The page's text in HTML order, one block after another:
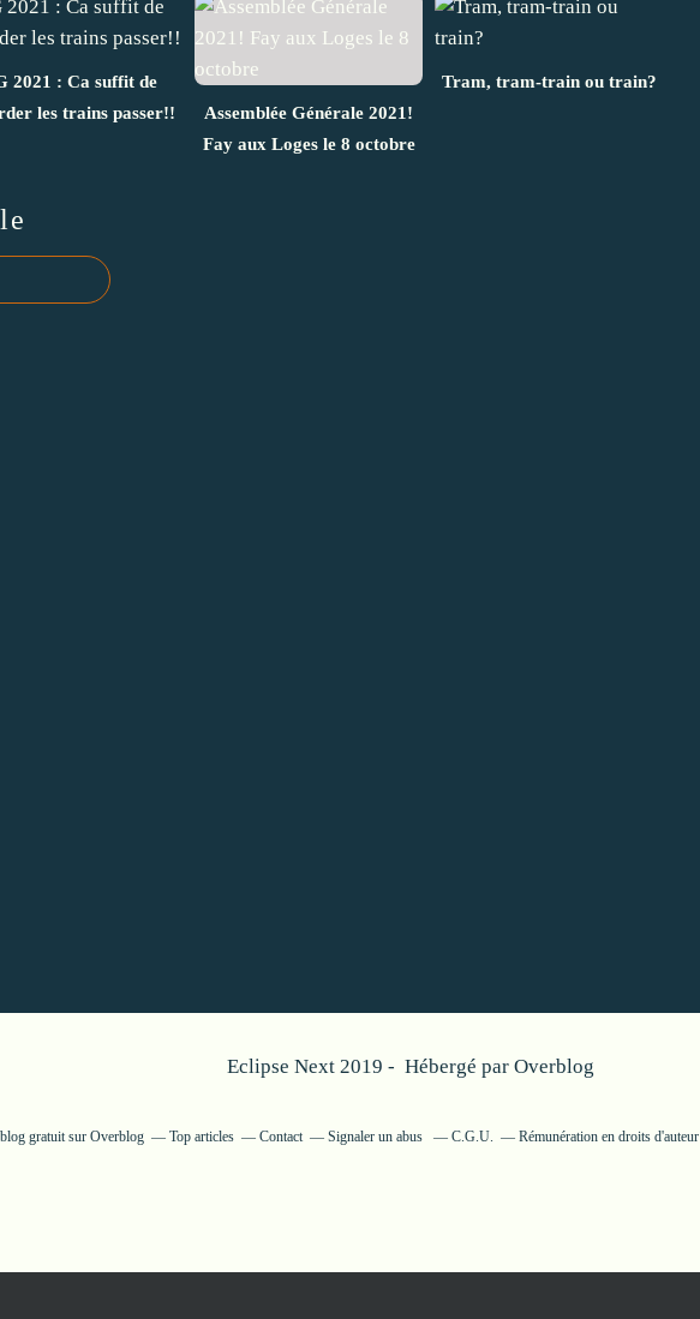
2021 : Ca suffit de
les trains passer!!
Assemblée Générale 2021!
Fay aux Loges le 8 octobre
Tram, tram-train ou train?
Eclipse Next 2019 - Hébergé par Overblog
gratuit sur Overblog Top articles Contact Signaler un abus C.G.U. Rémunération en droits d'auteur